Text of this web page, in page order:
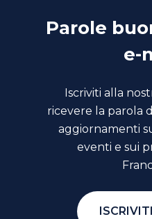
Parole
e-
Iscriviti alla
ricevere la parola
aggiornamenti
eventi e sui